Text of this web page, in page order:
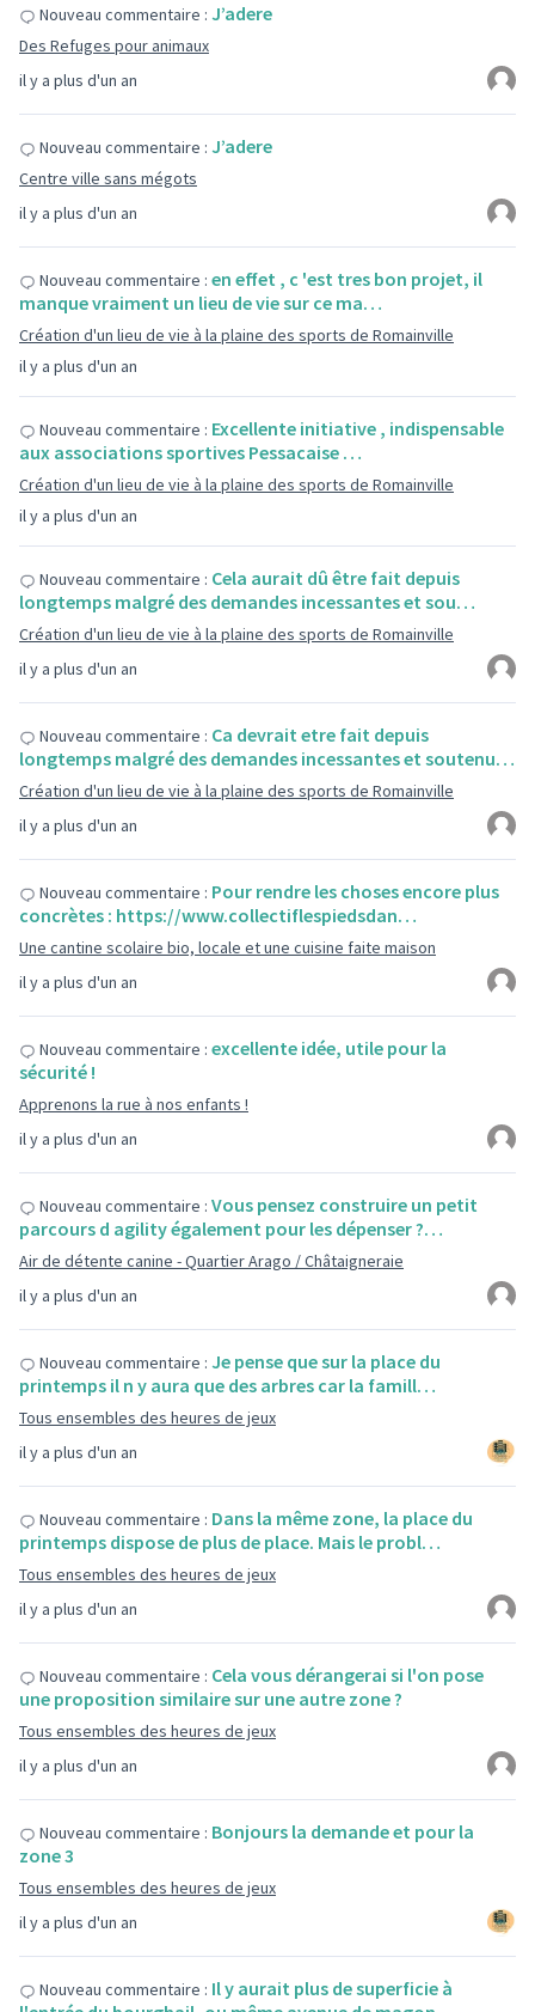
il y a plus d'un an
Nouveau commentaire : J’adere
Des Refuges pour animaux
il y a plus d'un an
Nouveau commentaire : J’adere
Centre ville sans mégots
il y a plus d'un an
Nouveau commentaire : en effet , c 'est tres bon projet, il
manque vraiment un lieu de vie sur ce ma…
Création d'un lieu de vie à la plaine des sports de Romainville
il y a plus d'un an
Nouveau commentaire : Excellente initiative , indispensable
aux associations sportives Pessacaise …
Création d'un lieu de vie à la plaine des sports de Romainville
il y a plus d'un an
Nouveau commentaire : Cela aurait dû être fait depuis
longtemps malgré des demandes incessantes et sou…
Création d'un lieu de vie à la plaine des sports de Romainville
il y a plus d'un an
Nouveau commentaire : Ca devrait etre fait depuis
longtemps malgré des demandes incessantes et soutenu…
Création d'un lieu de vie à la plaine des sports de Romainville
il y a plus d'un an
Nouveau commentaire : Pour rendre les choses encore plus
concrètes : https://www.collectiflespiedsdan…
Une cantine scolaire bio, locale et une cuisine faite maison
il y a plus d'un an
Nouveau commentaire : excellente idée, utile pour la
sécurité !
Apprenons la rue à nos enfants !
il y a plus d'un an
Nouveau commentaire : Vous pensez construire un petit
parcours d agility également pour les dépenser ?…
Air de détente canine - Quartier Arago / Châtaigneraie
il y a plus d'un an
Nouveau commentaire : Je pense que sur la place du
printemps il n y aura que des arbres car la famill…
Tous ensembles des heures de jeux
il y a plus d'un an
Nouveau commentaire : Dans la même zone, la place du
printemps dispose de plus de place. Mais le probl…
Tous ensembles des heures de jeux
il y a plus d'un an
Nouveau commentaire : Cela vous dérangerai si l'on pose
une proposition similaire sur une autre zone ?
Tous ensembles des heures de jeux
il y a plus d'un an
Nouveau commentaire : Bonjours la demande et pour la
zone 3
Tous ensembles des heures de jeux
Nouveau commentaire : Il y aurait plus de superficie à